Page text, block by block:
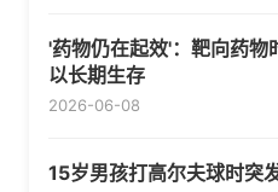
'药物仍在起效'：靶向药物
以长期生存
2026-06-08
15岁男孩打高尔夫球时突